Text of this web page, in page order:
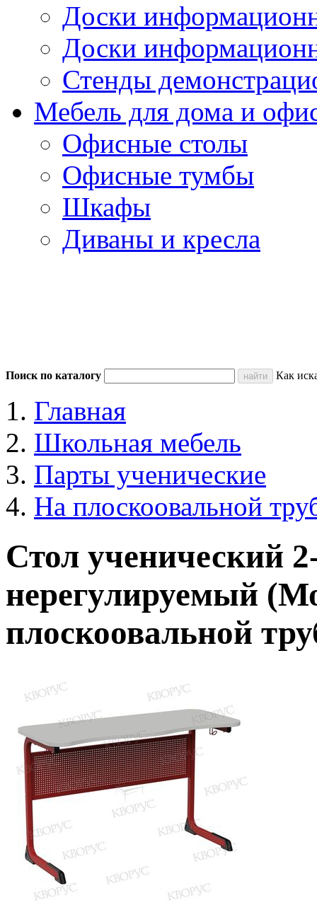
Доски
Доски
Стенды
Мебель для дома и
Офисные столы
Офисные тумбы
Шкафы
Диваны и кресла
Поиск по каталогу Как
Главная
Школьная мебель
Парты ученические
На плоскоовальной
Стол ученический
нерегулируемый
плоскоовальной